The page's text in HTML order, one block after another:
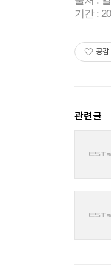
기간 :
공감
관련글